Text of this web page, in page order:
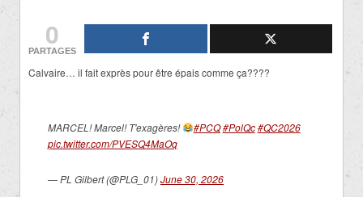
0
PARTAGES
Calvaire… il fait exprès pour être épais comme ça????
MARCEL! Marcel! T'exagères! #PCQ#PolQc#QC2026
pic.twitter.com/PVESQ4MaOq
— PL Gilbert (@PLG_01)June 30, 2026